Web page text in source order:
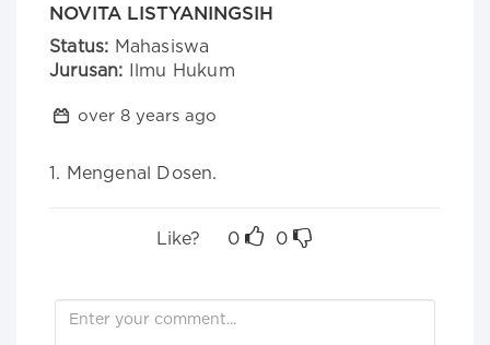
NOVITA LISTYANINGSIH
Status: Mahasiswa
Jurusan: Ilmu Hukum
over 8 years ago
1. Mengenal Dosen.
Like? 0 0